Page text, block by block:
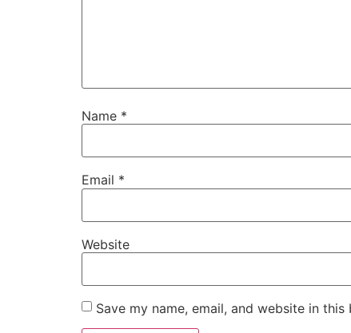
Name *
Email *
Website
Save my name, email, and website in